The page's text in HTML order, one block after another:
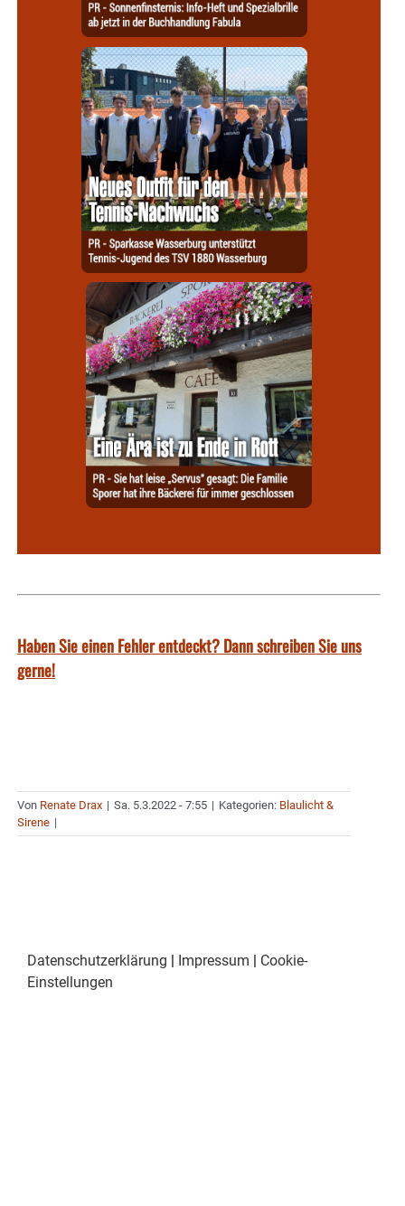
Haben Sie einen Fehler entdeckt? Dann schreiben Sie uns
gerne!
Von Renate Drax | Sa. 5.3.2022 - 7:55 | Kategorien: Blaulicht &
Sirene |
Datenschutzerklärung Impressum
Cookie-
Einstellungen